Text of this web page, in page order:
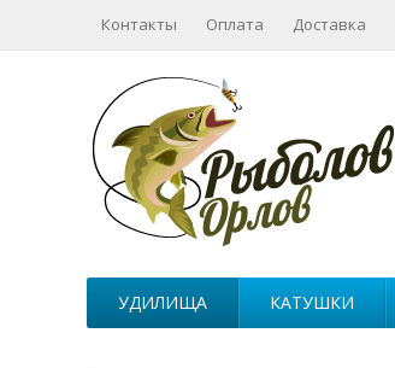
Контакты Оплата Доставка
УДИЛИЩА КАТУШКИ